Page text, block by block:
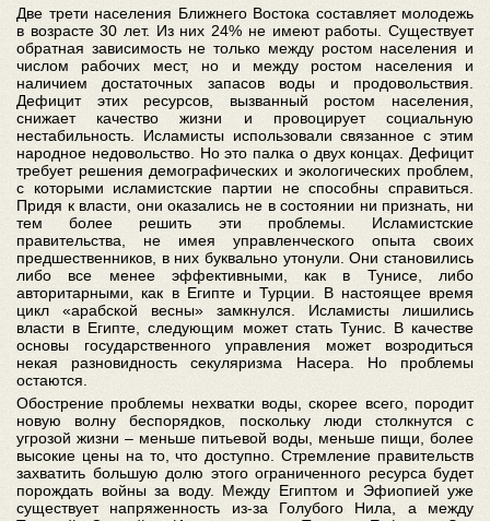
Две трети населения Ближнего Востока составляет молодежь
в возрасте 30 лет. Из них 24% не имеют работы. Существует
обратная зависимость не только между ростом населения и
числом рабочих мест, но и между ростом населения и
наличием достаточных запасов воды и продовольствия.
Дефицит этих ресурсов, вызванный ростом населения,
снижает качество жизни и провоцирует социальную
нестабильность. Исламисты использовали связанное с этим
народное недовольство. Но это палка о двух концах. Дефицит
требует решения демографических и экологических проблем,
с которыми исламистские партии не способны справиться.
Придя к власти, они оказались не в состоянии ни признать, ни
тем более решить эти проблемы. Исламистские
правительства, не имея управленческого опыта своих
предшественников, в них буквально утонули. Они становились
либо все менее эффективными, как в Тунисе, либо
авторитарными, как в Египте и Турции. В настоящее время
цикл «арабской весны» замкнулся. Исламисты лишились
власти в Египте, следующим может стать Тунис. В качестве
основы государственного управления может возродиться
некая разновидность секуляризма Насера. Но проблемы
остаются.
Обострение проблемы нехватки воды, скорее всего, породит
новую волну беспорядков, поскольку люди столкнутся с
угрозой жизни – меньше питьевой воды, меньше пищи, более
высокие цены на то, что доступно. Стремление правительств
захватить большую долю этого ограниченного ресурса будет
порождать войны за воду. Между Египтом и Эфиопией уже
существует напряженность из-за Голубого Нила, а между